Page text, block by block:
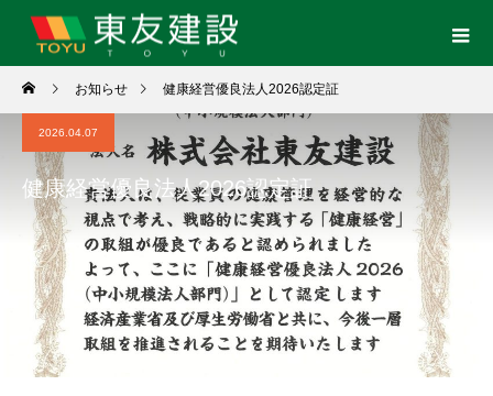
お知らせ 健康経営優良法人2026認定証
2026.04.07
健康経営優良法人2026認定証